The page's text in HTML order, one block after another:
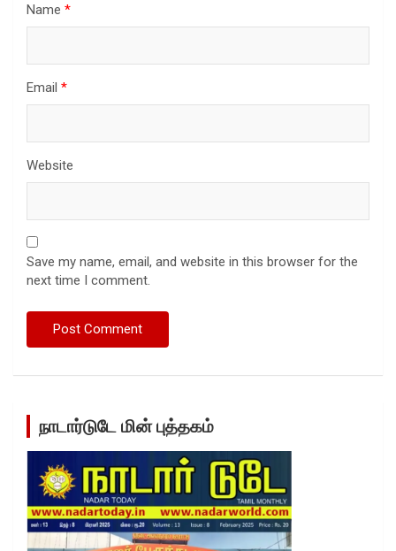
Name *
Email *
Website
Save my name, email, and website in this browser for the
next time I comment.
நாடார்டுடே மின் புத்தகம்